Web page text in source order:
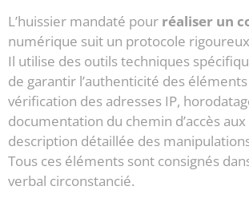
L’huissier mandaté pour réaliser un
numérique suit un protocole
Il utilise des outils techniques
de garantir l’authenticité des
vérification des adresses IP,
documentation du chemin d’accès
description détaillée des
Tous ces éléments sont consignés
verbal circonstancié.